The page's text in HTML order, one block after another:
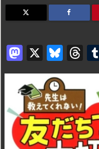
M
a
st
o
d
o
X
Bl
u
e
s
k
y
T
hr
e
a
d
s